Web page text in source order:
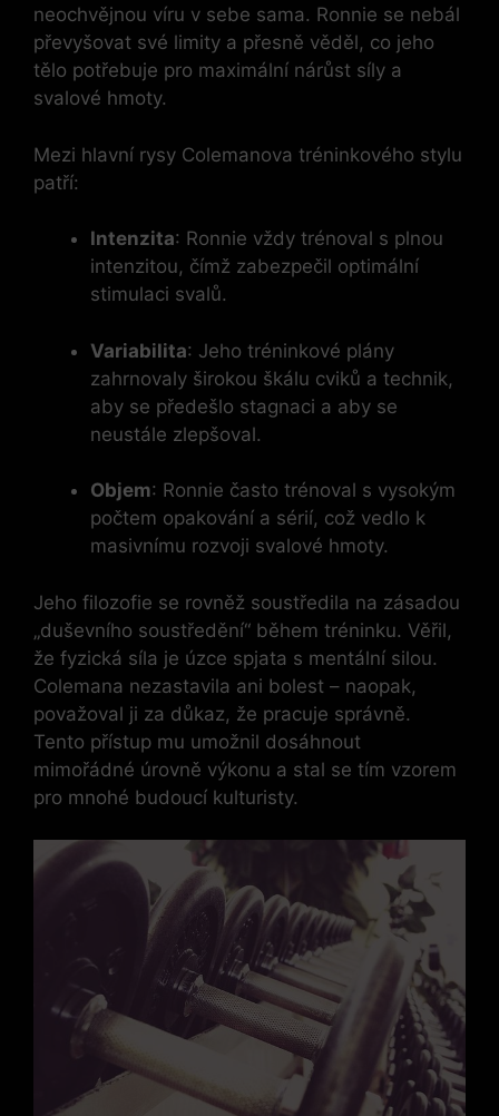
neochvějnou víru v sebe sama. Ronnie se nebál
převyšovat své limity a přesně věděl, co jeho
tělo potřebuje pro maximální nárůst síly a
svalové hmoty.
Mezi hlavní rysy Colemanova tréninkového stylu
patří:
Intenzita: Ronnie vždy trénoval s plnou
intenzitou, čímž zabezpečil optimální
stimulaci svalů.
Variabilita: Jeho tréninkové plány
zahrnovaly širokou škálu cviků a technik,
aby se předešlo stagnaci a aby se
neustále zlepšoval.
Objem: Ronnie často trénoval s vysokým
počtem opakování a sérií, což vedlo k
masivnímu rozvoji svalové hmoty.
Jeho filozofie se rovněž soustředila na zásadou
„duševního soustředění“ během tréninku. Věřil,
že fyzická síla je úzce spjata s mentální silou.
Colemana nezastavila ani bolest – naopak,
považoval ji za důkaz, že pracuje správně.
Tento přístup mu umožnil dosáhnout
mimořádné úrovně výkonu a stal se tím vzorem
pro mnohé budoucí kulturisty.